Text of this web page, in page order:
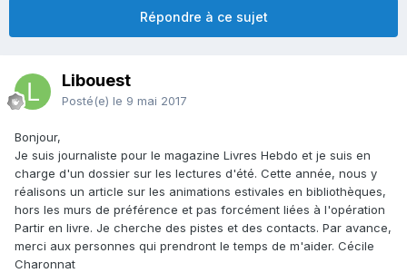
Répondre à ce sujet
Libouest
Posté(e) le 9 mai 2017
Bonjour,
Je suis journaliste pour le magazine Livres Hebdo et je suis en
charge d'un dossier sur les lectures d'été. Cette année, nous y
réalisons un article sur les animations estivales en bibliothèques,
hors les murs de préférence et pas forcément liées à l'opération
Partir en livre. Je cherche des pistes et des contacts. Par avance,
merci aux personnes qui prendront le temps de m'aider. Cécile
Charonnat